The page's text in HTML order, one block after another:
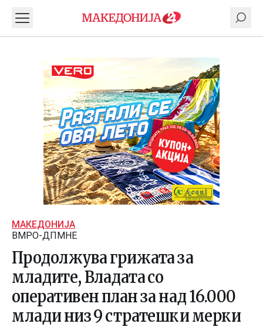
МАКЕДОНИЈА
ВМРО-ДПМНЕ
Продолжува грижата за
младите, Владата со
оперативен план за над 16.000
млади низ 9 стратешки мерки